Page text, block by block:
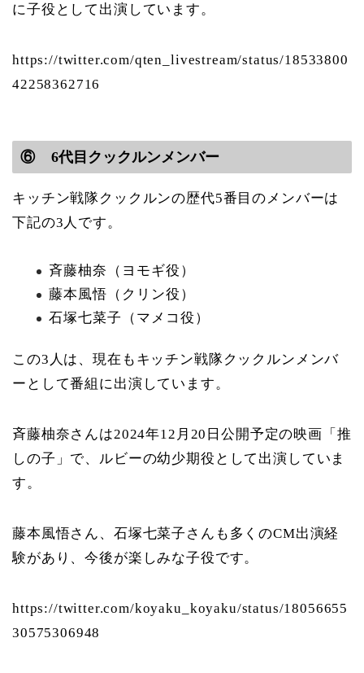
に子役として出演しています。
https://twitter.com/qten_livestream/status/18533800
42258362716
⑥ 6代目クックルンメンバー
キッチン戦隊クックルンの歴代5番目のメンバーは
下記の3人です。
斉藤柚奈（ヨモギ役）
藤本風悟（クリン役）
石塚七菜子（マメコ役）
この3人は、現在もキッチン戦隊クックルンメンバ
ーとして番組に出演しています。
斉藤柚奈さんは2024年12月20日公開予定の映画「推
しの子」で、ルビーの幼少期役として出演していま
す。
藤本風悟さん、石塚七菜子さんも多くのCM出演経
験があり、今後が楽しみな子役です。
https://twitter.com/koyaku_koyaku/status/18056655
30575306948